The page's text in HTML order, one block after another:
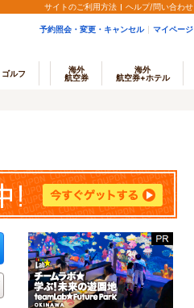
サイトのご利用方法 ヘルプ/問い合わせ
予約照会・変更・キャンセル マイページ
ゴルフ
海外
航空券
海外
航空券+ホテル